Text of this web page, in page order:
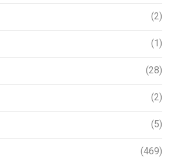
(2)
(1)
(28)
(2)
(5)
(469)